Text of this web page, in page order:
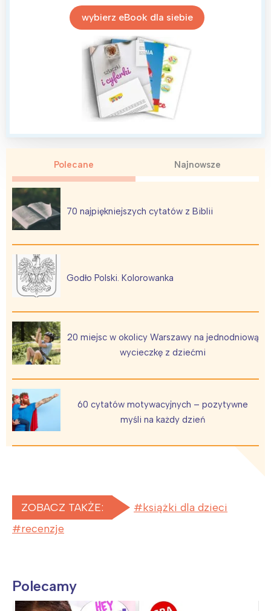
wybierz eBook dla siebie
Polecane Najnowsze
70 najpiękniejszych cytatów z Biblii
Godło Polski. Kolorowanka
20 miejsc w okolicy Warszawy na jednodniową
wycieczkę z dziećmi
60 cytatów motywacyjnych – pozytywne
myśli na każdy dzień
ZOBACZ TAKŻE:
książki dla dzieci
recenzje
Polecamy